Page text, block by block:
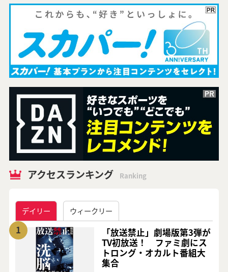
アクセスランキング Ranking
デイリー ウィークリー
1
「放送禁止」劇場版第3弾が
TV初放送！ ファミ劇にス
トロング・オカルト番組大
集合